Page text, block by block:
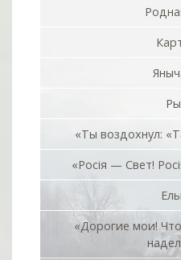
«Ты воздохнул:
«Росiя — Свет!
«Дорогие мои!